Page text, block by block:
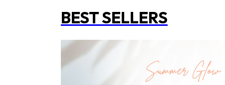
BEST SELLERS